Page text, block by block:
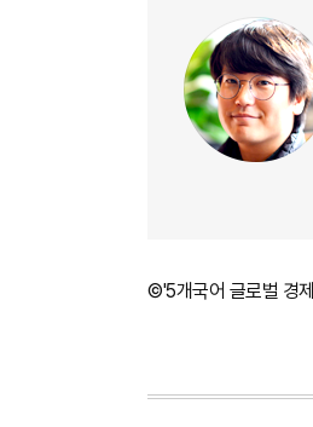
©'5개국어 글로벌 경